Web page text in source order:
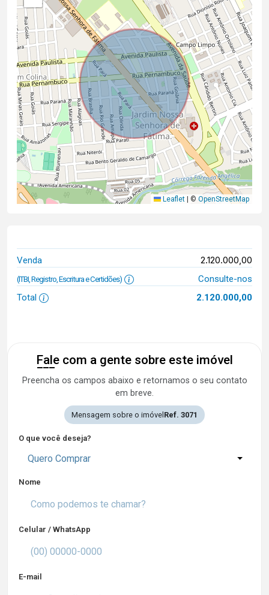
Leaflet © OpenStreetMap
Venda 2.120.000,00
(ITBI, Registro, Escritura e Certidões)
Consulte-nos
Total
2.120.000,00
Fale com a gente sobre este imóvel
Preencha os campos abaixo e retornamos o seu contato
em breve.
Mensagem sobre o imóvel Ref. 3071
O que você deseja?
Quero Comprar
Nome
Celular / WhatsApp
E-mail